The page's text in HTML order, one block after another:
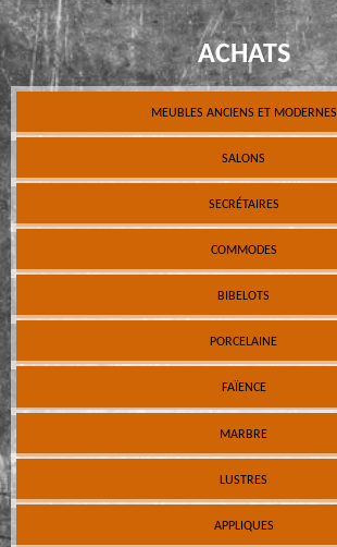
ACHATS
MEUBLES ANCIENS ET MODERNES
SALONS
SECRÉTAIRES
COMMODES
BIBELOTS
PORCELAINE
FAÏENCE
MARBRE
LUSTRES
APPLIQUES